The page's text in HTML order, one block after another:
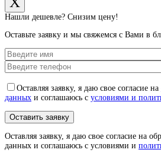
Нашли дешевле? Снизим цену!
Оставьте заявку и мы свяжемся с Вами в
Оставляя заявку, я даю свое согласие на
данных и соглашаюсь с условиями и
Оставляя заявку, я даю свое согласие на
данных и соглашаюсь с условиями и